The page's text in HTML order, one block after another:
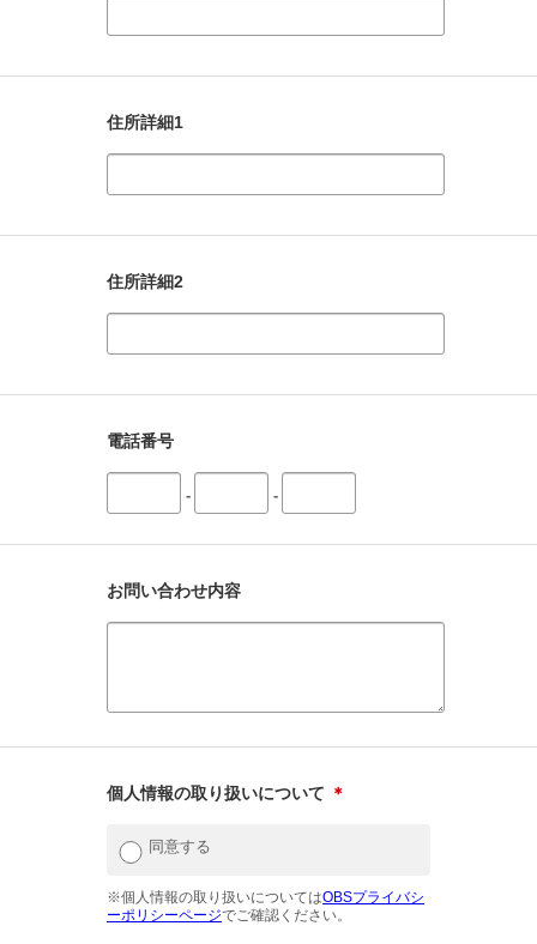
住所詳細1
住所詳細2
電話番号
- -
お問い合わせ内容
個人情報の取り扱いについて ＊
同意する
※個人情報の取り扱いについてはOBSプライバシ
ーポリシーページでご確認ください。